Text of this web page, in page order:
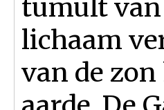
tumult van
lichaam
van de